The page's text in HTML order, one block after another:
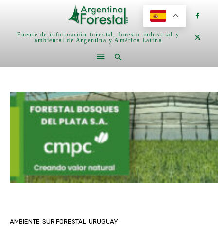
Fuente de información forestal, foresto-industrial y
ambiental de Argentina y América Latina
AMBIENTE SUR FORESTAL URUGUAY